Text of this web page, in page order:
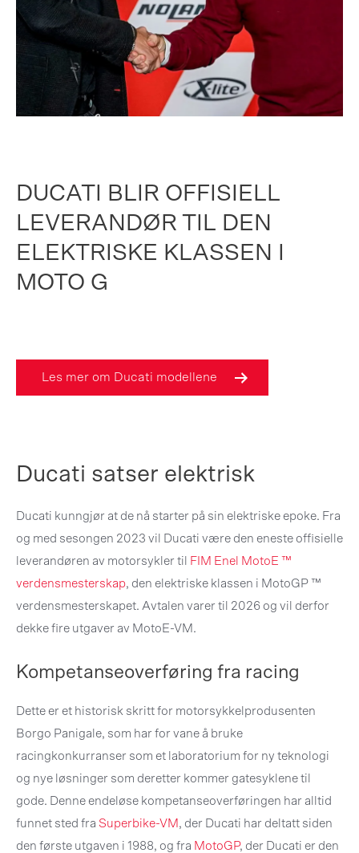
DUCATI BLIR OFFISIELL
LEVERANDØR TIL DEN
ELEKTRISKE KLASSEN I
MOTO G
Les mer om Ducati modellene
Ducati satser elektrisk
Ducati kunngjør at de nå starter på sin elektriske epoke. Fra
og med sesongen 2023 vil Ducati være den eneste offisielle
leverandøren av motorsykler til
FIM Enel MotoE ™
verdensmesterskap, den elektriske klassen i MotoGP ™
verdensmesterskapet. Avtalen varer til 2026 og vil derfor
dekke fire utgaver av MotoE-VM.
Kompetanseoverføring fra racing
Dette er et historisk skritt for motorsykkelprodusenten
Borgo Panigale, som har for vane å bruke
racingkonkurranser som et laboratorium for ny teknologi
og nye løsninger som deretter kommer gatesyklene til
gode. Denne endeløse kompetanseoverføringen har alltid
funnet sted fra Superbike-VM , der Ducati har deltatt siden
den første utgaven i 1988, og fra MotoGP, der Ducati er den